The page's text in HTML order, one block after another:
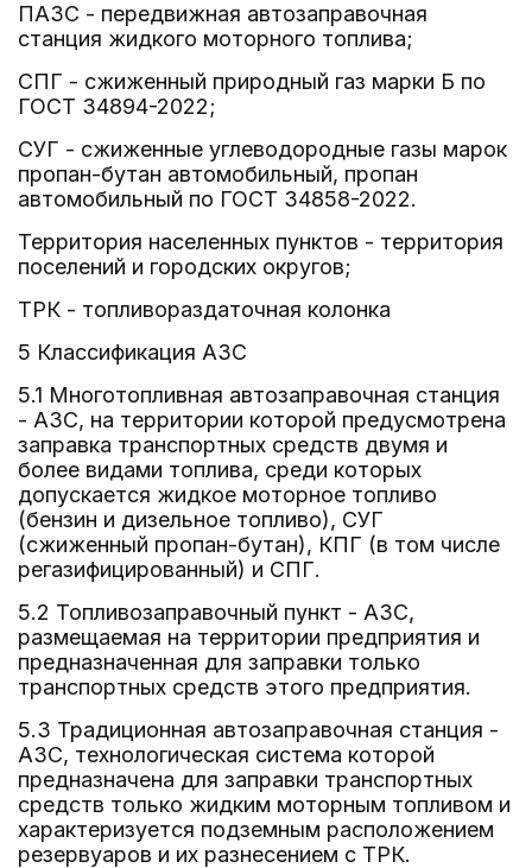
ПАЗС - передвижная автозаправочная
станция жидкого моторного топлива;
СПГ - сжиженный природный газ марки Б по
ГОСТ 34894-2022;
СУГ - сжиженные углеводородные газы марок
пропан-бутан автомобильный, пропан
автомобильный по ГОСТ 34858-2022.
Территория населенных пунктов - территория
поселений и городских округов;
ТРК - топливораздаточная колонка
5 Классификация АЗС
5.1 Многотопливная автозаправочная станция
- АЗС, на территории которой предусмотрена
заправка транспортных средств двумя и
более видами топлива, среди которых
допускается жидкое моторное топливо
(бензин и дизельное топливо), СУГ
(сжиженный пропан-бутан), КПГ (в том числе
регазифицированный) и СПГ.
5.2 Топливозаправочный пункт - АЗС,
размещаемая на территории предприятия и
предназначенная для заправки только
транспортных средств этого предприятия.
5.3 Традиционная автозаправочная станция -
АЗС, технологическая система которой
предназначена для заправки транспортных
средств только жидким моторным топливом и
характеризуется подземным расположением
резервуаров и их разнесением с ТРК.